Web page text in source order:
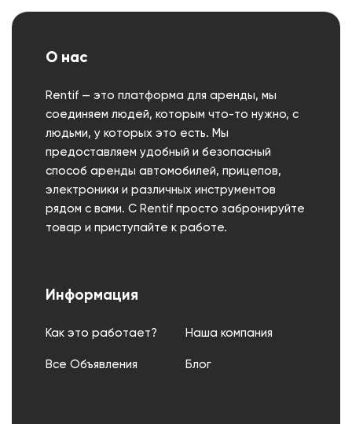
О нас
Rentif — это платформа для аренды, мы
соединяем людей, которым что-то нужно, с
людьми, у которых это есть. Мы
предоставляем удобный и безопасный
способ аренды автомобилей, прицепов,
электроники и различных инструментов
рядом с вами. С Rentif просто забронируйте
товар и приступайте к работе.
Информация
Как это работает? Наша компания
Все Объявления Блог